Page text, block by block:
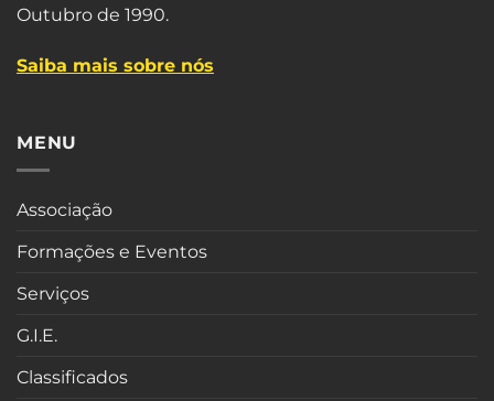
Outubro de 1990.
Saiba mais sobre nós
MENU
Associação
Formações e Eventos
Serviços
G.I.E.
Classificados